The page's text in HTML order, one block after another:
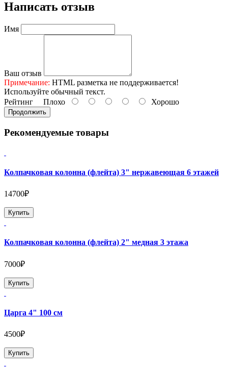
Написать отзыв
Имя
Ваш отзыв
Примечание: HTML разметка не поддерживается!
Используйте обычный текст.
Рейтинг Плохо Хорошо
Продолжить
Рекомендуемые товары
Колпачковая колонна (флейта) 3" нержавеющая 6 этажей
14700₽
Купить
Колпачковая колонна (флейта) 2" медная 3 этажа
7000₽
Купить
Царга 4" 100 см
4500₽
Купить